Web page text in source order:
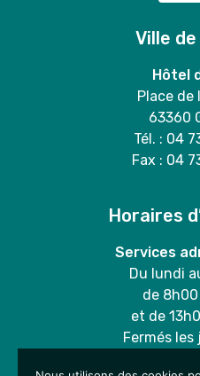
Ville
Hôtel
Place de
63360
Tél. : 04
Fax : 04
Horaires
Services
Du lundi
de
et de
Fermés